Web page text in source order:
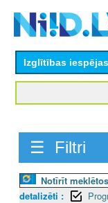
Izglītības iespējas
☰ Filtri
Notīrīt
detalizēti :